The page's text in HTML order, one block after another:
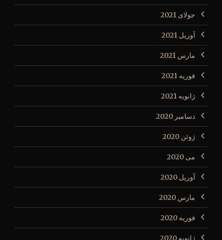
جولای 2021
آوریل 2021
مارس 2021
فوریه 2021
ژانویه 2021
دسامبر 2020
ژوئن 2020
می 2020
آوریل 2020
مارس 2020
فوریه 2020
ژانویه 2020